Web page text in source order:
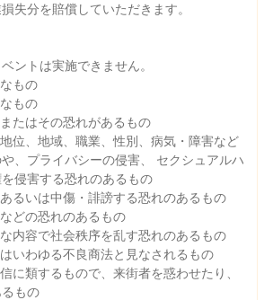
失分を賠償していただきます。
ントは実施できません。
もの
もの
たはその恐れがあるもの
位、地域、職業、性別、病気・障害など
、プライバシーの侵害、 セクシュアルハ
侵害する恐れのあるもの
るいは中傷・誹謗する恐れのあるもの
どの恐れのあるもの
内容で社会秩序を乱す恐れのあるもの
いわゆる不良商法と見なされるもの
に類するもので、来街者を惑わせたり、
もの